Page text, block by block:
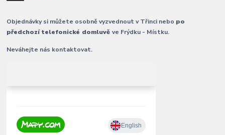
Objednávky si můžete osobně vyzvednout v Třinci nebo po
předchozí telefonické domluvěve Frýdku - Místku.
Neváhejte nás kontaktovat.